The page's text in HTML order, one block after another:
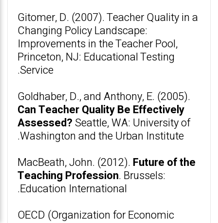
Gitomer, D. (2007). Teacher Quality in a
Changing Policy Landscape:
Improvements in the Teacher Pool,
Princeton, NJ: Educational Testing
Service.
Goldhaber, D., and Anthony, E. (2005).
Can Teacher Quality Be Effectively
Assessed?Seattle, WA: University of
Washington and the Urban Institute.
MacBeath, John. (2012). Future of the
Teaching Profession. Brussels:
Education International.
OECD (Organization for Economic